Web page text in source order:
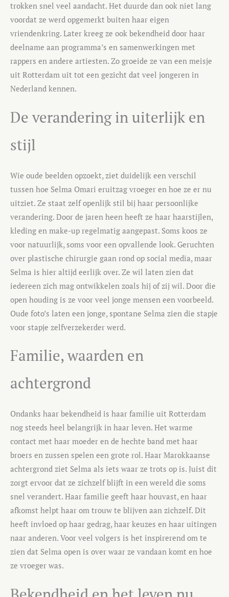
trokken snel veel aandacht. Het duurde dan ook niet lang
voordat ze werd opgemerkt buiten haar eigen
vriendenkring. Later kreeg ze ook bekendheid door haar
deelname aan programma’s en samenwerkingen met
rappers en andere artiesten. Zo groeide ze van een meisje
uit Rotterdam uit tot een gezicht dat veel jongeren in
Nederland kennen.
De verandering in uiterlijk en
stijl
Wie oude beelden opzoekt, ziet duidelijk een verschil
tussen hoe Selma Omari eruitzag vroeger en hoe ze er nu
uitziet. Ze staat zelf openlijk stil bij haar persoonlijke
verandering. Door de jaren heen heeft ze haar haarstijlen,
kleding en make-up regelmatig aangepast. Soms koos ze
voor natuurlijk, soms voor een opvallende look. Geruchten
over plastische chirurgie gaan rond op social media, maar
Selma is hier altijd eerlijk over. Ze wil laten zien dat
iedereen zich mag ontwikkelen zoals hij of zij wil. Door die
open houding is ze voor veel jonge mensen een voorbeeld.
Oude foto’s laten een jonge, spontane Selma zien die stapje
voor stapje zelfverzekerder werd.
Familie, waarden en
achtergrond
Ondanks haar bekendheid is haar familie uit Rotterdam
nog steeds heel belangrijk in haar leven. Het warme
contact met haar moeder en de hechte band met haar
broers en zussen spelen een grote rol. Haar Marokkaanse
achtergrond ziet Selma als iets waar ze trots op is. Juist dit
zorgt ervoor dat ze zichzelf blijft in een wereld die soms
snel verandert. Haar familie geeft haar houvast, en haar
afkomst helpt haar om trouw te blijven aan zichzelf. Dit
heeft invloed op haar gedrag, haar keuzes en haar uitingen
naar anderen. Voor veel volgers is het inspirerend om te
zien dat Selma open is over waar ze vandaan komt en hoe
ze vroeger was.